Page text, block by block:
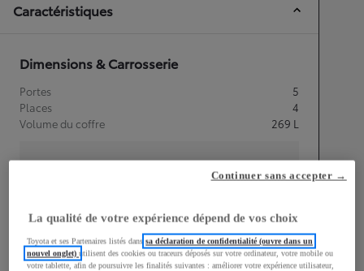
Caractéristiques
Dimensions & Carrosserie
Portes
5
Places
4
Volume du coffre
269 L
Hauteur
1 510
mm
La qualité de votre expérience dépend de vos choix
Toyota et ses Partenaires listés danssa déclaration de confidentialité (ouvre dans un
nouvel onglet)utilisent des cookies ou traceurs déposés sur votre ordinateur, votre mobile ou
votre tablette, afin de poursuivre les finalités suivantes : améliorer votre expérience utilisateur,
Continuer sans accepter →